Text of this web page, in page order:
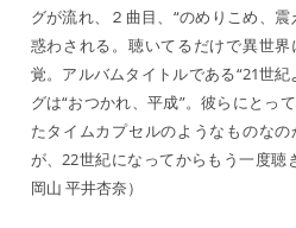
グが流れ、２曲目、“のめりこめ、
惑わされる。聴いてるだけで異世
覚。アルバムタイトルである“21世
グは“おつかれ、平成”。彼らにとっ
たタイムカプセルのようなものな
が、22世紀になってからもう一度聴
岡山 平井杏奈）